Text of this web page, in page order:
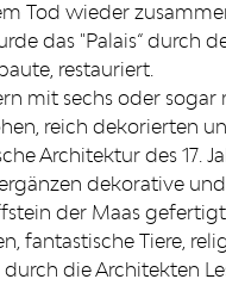
Tod wieder
das "Palais“ durch
restauriert.
mit sechs oder sogar
reich dekorierten
Architektur des 17.
dekorative
der Maas
fantastische Tiere,
die Architekten